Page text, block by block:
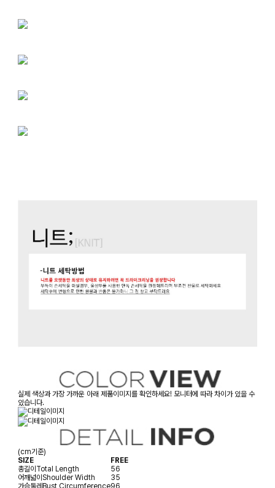
실제 색상과 가장 가까운 아래 제품이미지를 확인하세요! 모니터에 따라 차이가 있을 수
있습니다.
(cm기준)
SIZE
FREE
총길이 Total Length
56
어깨넓이 Shoulder Width
35
가슴둘레 Bust Circumference96